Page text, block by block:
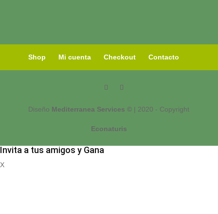
Shop Mi cuenta Checkout Contacto
Diseño Mediterranea Services © | 2020 - Copyright
Econaturis
Invita a tus amigos y Gana
X